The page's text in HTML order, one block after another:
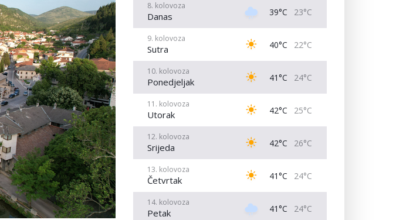
8. kolovoza
Danas 39°C 23°C
9. kolovoza
Sutra 40°C 22°C
10. kolovoza
Ponedjeljak 41°C 24°C
11. kolovoza
Utorak 42°C 25°C
12. kolovoza
Srijeda 42°C 26°C
13. kolovoza
Četvrtak 41°C 24°C
14. kolovoza
Petak 41°C 24°C